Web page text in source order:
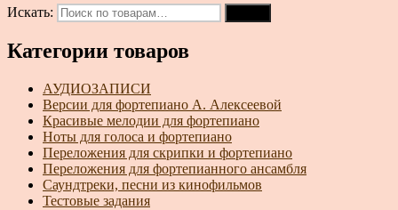
Искать:
Категории товаров
АУДИОЗАПИСИ
Версии для фортепиано А. Алексеевой
Красивые мелодии для фортепиано
Ноты для голоса и фортепиано
Переложения для скрипки и фортепиано
Переложения для фортепианного ансамбля
Саундтреки, песни из кинофильмов
Тестовые задания